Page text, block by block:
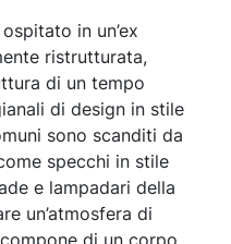
in un’ex
ristrutturata,
di un tempo
di design in stile
sono scanditi da
specchi in stile
e lampadari della
un’atmosfera di
di un corpo